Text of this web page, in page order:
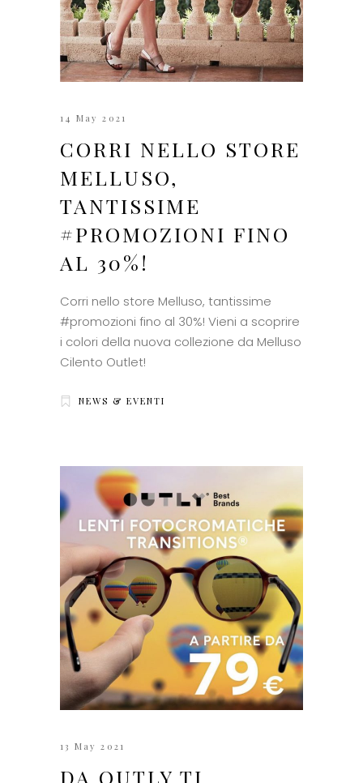
14 May 2021
CORRI NELLO STORE
MELLUSO,
TANTISSIME
#PROMOZIONI FINO
AL 30%!
Corri nello store Melluso, tantissime
#promozioni fino al 30%! Vieni a scoprire
i colori della nuova collezione da Melluso
Cilento Outlet!
NEWS & EVENTI
13 May 2021
DA OUTLY TI